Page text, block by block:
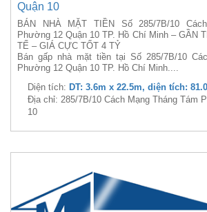
Quận 10
BÁN NHÀ MẶT TIỀN Số 285/7B/10
Phường 12 Quận 10 TP. Hồ Chí Minh – GẦN
TẾ – GIÁ CỰC TỐT 4 TỶ
Bán gấp nhà mặt tiền tại Số 285/7B/10
Phường 12 Quận 10 TP. Hồ Chí Minh....
Diện tích: DT: 3.6m x 22.5m, diện tích:
Địa chỉ: 285/7B/10 Cách Mạng Tháng Tám
10